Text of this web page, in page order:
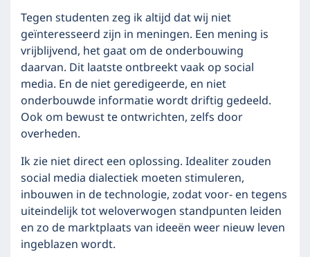
Tegen studenten zeg ik altijd dat wij niet
geïnteresseerd zijn in meningen. Een mening is
vrijblijvend, het gaat om de onderbouwing
daarvan. Dit laatste ontbreekt vaak op social
media. En de niet geredigeerde, en niet
onderbouwde informatie wordt driftig gedeeld.
Ook om bewust te ontwrichten, zelfs door
overheden.
Ik zie niet direct een oplossing. Idealiter zouden
social media dialectiek moeten stimuleren,
inbouwen in de technologie, zodat voor- en tegens
uiteindelijk tot weloverwogen standpunten leiden
en zo de marktplaats van ideeën weer nieuw leven
ingeblazen wordt.